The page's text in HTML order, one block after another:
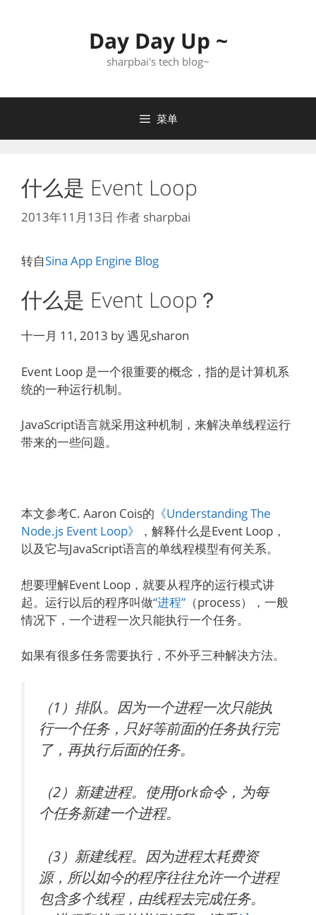
Day Day Up ~
sharpbai's tech blog~
菜单
什么是 Event Loop
2013年11月13日 作者 sharpbai
转自Sina App Engine Blog
什么是 Event Loop？
十一月 11, 2013 by 遇见sharon
Event Loop 是一个很重要的概念，指的是计算机系
统的一种运行机制。
JavaScript语言就采用这种机制，来解决单线程运行
带来的一些问题。
本文参考C. Aaron Cois的 《Understanding The
Node.js Event Loop》
，解释什么是Event Loop，
以及它与JavaScript语言的单线程模型有何关系。
想要理解Event Loop，就要从程序的运行模式讲
起。运行以后的程序叫做“进程” （process），一般
情况下，一个进程一次只能执行一个任务。
如果有很多任务需要执行，不外乎三种解决方法。
（1）排队。因为一个进程一次只能执
行一个任务，只好等前面的任务执行完
了，再执行后面的任务。
（2）新建进程。使用fork命令，为每
个任务新建一个进程。
（3）新建线程。因为进程太耗费资
源，所以如今的程序往往允许一个进程
包含多个线程，由线程去完成任务。